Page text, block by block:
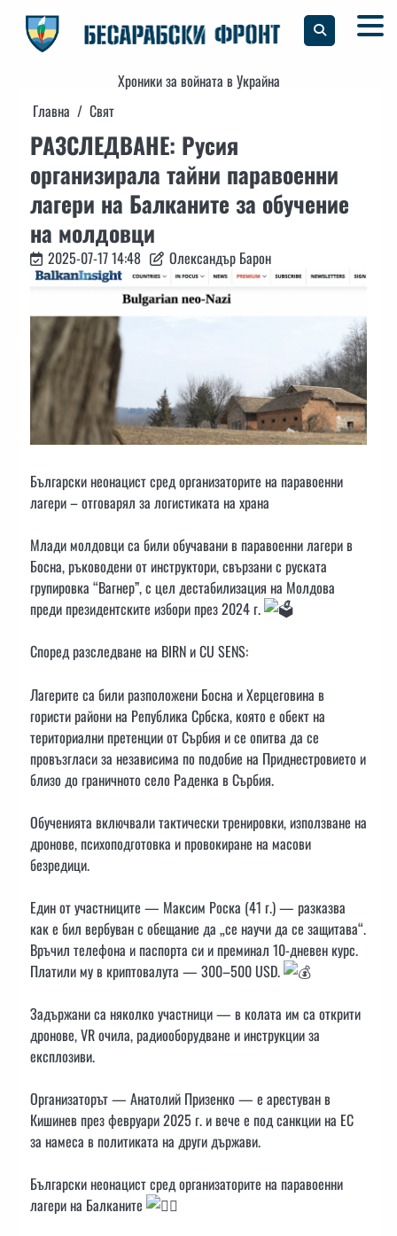
content
Хроники за войната в Украйна
Главна
Свят
РАЗСЛЕДВАНЕ: Русия
организирала тайни паравоенни
лагери на Балканите за обучение
на молдовци
2025-07-17 14:48 Олександър Барон
Български неонацист сред организаторите на паравоенни
лагери – отговарял за логистиката на храна
Млади молдовци са били обучавани в паравоенни лагери в
Босна, ръководени от инструктори, свързани с руската
групировка “Вагнер”, с цел дестабилизация на Молдова
преди президентските избори през 2024 г.
Според разследване на BIRN и CU SENS:
Лагерите са били разположени Босна и Херцеговина в
гористи райони на Република Србска, която е обект на
териториални претенции от Сърбия и се опитва да се
провъзгласи за независима по подобие на Приднестровието и
близо до граничното село Раденка в Сърбия.
Обученията включвали тактически тренировки, използване на
дронове, психоподготовка и провокиране на масови
безредици.
Един от участниците — Максим Роска (41 г.) — разказва
как е бил вербуван с обещание да „се научи да се защитава“.
Връчил телефона и паспорта си и преминал 10-дневен курс.
Платили му в криптовалута — 300–500 USD.
Задържани са няколко участници — в колата им са открити
дронове, VR очила, радиооборудване и инструкции за
експлозиви.
Организаторът — Анатолий Призенко — е арестуван в
Кишинев през февруари 2025 г. и вече е под санкции на ЕС
за намеса в политиката на други държави.
Български неонацист сред организаторите на паравоенни
лагери на Балканите